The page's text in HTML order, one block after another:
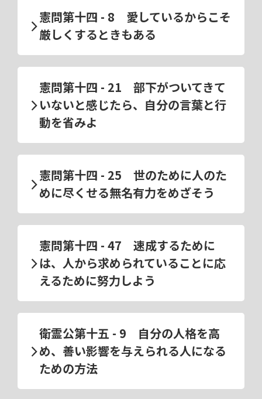
憲問第十四 - 8 愛しているからこそ
厳しくするときもある
憲問第十四 - 21 部下がついてきて
いないと感じたら、自分の言葉と行
動を省みよ
憲問第十四 - 25 世のために人のた
めに尽くせる無名有力をめざそう
憲問第十四 - 47 速成するために
は、人から求められていることに応
えるために努力しよう
衛霊公第十五 - 9 自分の人格を高
め、善い影響を与えられる人になる
ための方法